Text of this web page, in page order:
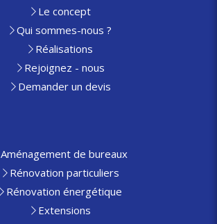
Le concept
Qui sommes-nous ?
Réalisations
Rejoignez - nous
Demander un devis
Aménagement de bureaux
Rénovation particuliers
Rénovation énergétique
Extensions